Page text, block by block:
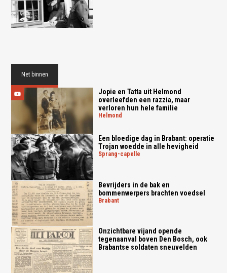
Net binnen
Jopie en Tatta uit Helmond
overleefden een razzia, maar
verloren hun hele familie
helmond
Een bloedige dag in Brabant: operatie
Trojan woedde in alle hevigheid
sprang-capelle
Bevrijders in de bak en
bommenwerpers brachten voedsel
brabant
Onzichtbare vijand opende
tegenaanval boven Den Bosch, ook
Brabantse soldaten sneuvelden